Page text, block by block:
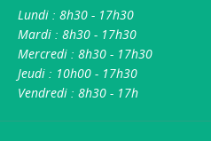
Lundi : 8h30 - 17h30
Mardi : 8h30 - 17h30
Mercredi : 8h30 - 17h30
Jeudi : 10h00 - 17h30
Vendredi : 8h30 - 17h